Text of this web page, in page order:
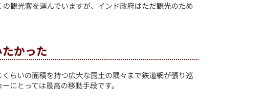
観光客を運んでいますが、インド政府はただ観光のため
かった
らいの面積を持つ広大な国土の隅々まで鉄道網が張り巡
にとっては最高の移動手段です。